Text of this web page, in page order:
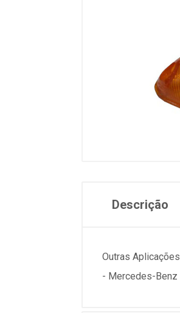
Descrição
Outras
- Mercedes-Benz